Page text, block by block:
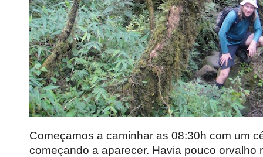
Começamos a caminhar as 08:30h com um
começando a aparecer. Havia pouco orvalho